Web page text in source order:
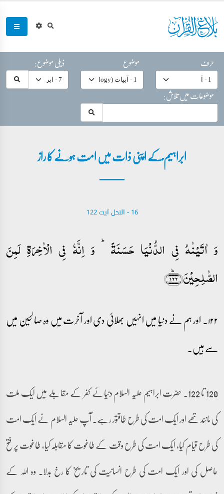
حرف موضوع
ذیلی موضوع:
موضوعات میں تلاش:
ابراہیم ؑکے اپنی ذات میں امت ہونے کا راز
16 - ‎النحل آیت 122
وَ اٰتَیۡنٰہُ فِی الدُّنۡیَا حَسَنَۃً ؕ وَ اِنَّہٗ فِی الۡاٰخِرَۃِ لَمِنَ
الصّٰلِحِیۡنَ﴿۱۲۲﴾ؕ
۱۲۲۔ اور ہم نے دنیا میں انہیں بھلائی دی اور آخرت میں وہ صالحین میں
سے ہیں۔
120 تا 122۔ حضرت ابراہیم علیہ السلام دنیائے کفر کے مقابلے میں ایک ملت
کی مانند تھے اور ایک امت کی طرح طاقتور رہے۔ آپ علیہ السلام نے ایک امت
کی طرح قیام کیا، ایک امت کی طرح وقت کے طاغوت کا مقابلہ کیا، طاغوت پر فتح
حاصل کی اور ایک امت کی طرح انسانیت کی تاریخ کا رخ بدلا۔ وہ اللہ کے